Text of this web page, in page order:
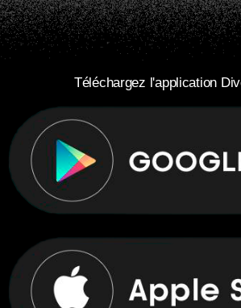
Téléchargez l'application